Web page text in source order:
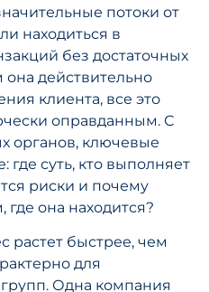
потоки от
находиться в
без достаточных
она действительно
клиента, все это
оправданным. С
органов, ключевые
где суть, кто выполняет
риски и почему
она находится?
растет быстрее, чем
для
Одна компания